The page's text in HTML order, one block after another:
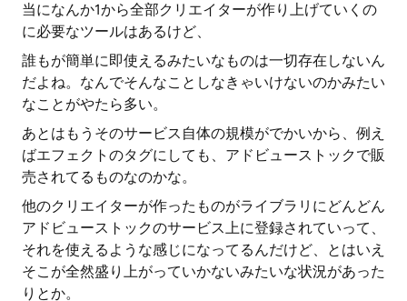
当になんか1から全部クリエイターが作り上げていくの
に必要なツールはあるけど、
誰もが簡単に即使えるみたいなものは一切存在しないん
だよね。なんでそんなことしなきゃいけないのかみたい
なことがやたら多い。
あとはもうそのサービス自体の規模がでかいから、例え
ばエフェクトのタグにしても、アドビューストックで販
売されてるものなのかな。
他のクリエイターが作ったものがライブラリにどんどん
アドビューストックのサービス上に登録されていって、
それを使えるような感じになってるんだけど、とはいえ
そこが全然盛り上がっていかないみたいな状況があった
りとか。